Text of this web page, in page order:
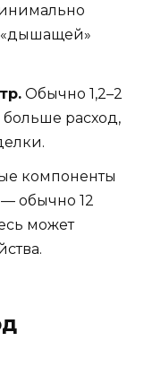
«дышащей»
Обычно 1,2–2
больше расход,
компоненты
обычно 12
может